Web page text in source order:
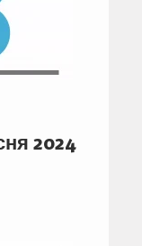
2024